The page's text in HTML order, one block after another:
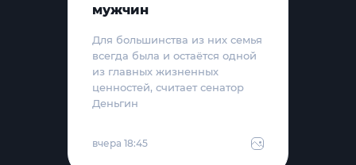
мужчин
Для большинства из них семья
всегда была и остаётся одной
из главных жизненных
ценностей, считает сенатор
Деньгин
вчера 18:45